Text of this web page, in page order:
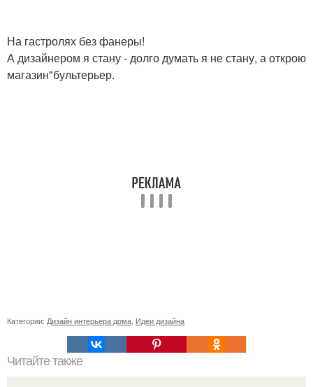
На гастролях без фанеры!
А дизайнером я стану - долго думать я не стану, а открою
магазин"бультерьер.
Категории: Дизайн интерьера дома Идеи дизайна
Читайте также